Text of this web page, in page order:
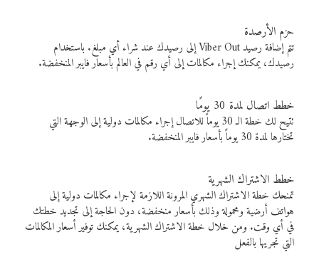
حزم الأرصدة
تتم إضافة رصيد Viber Out إلى رصيدك عند شراء أي مبلغ. باستخدام
رصيدك، يمكنك إجراء مكالمات إلى أي رقم في العالم بأسعار فايبر المنخفضة.
خطط اتصال لمدة 30 يومًا
تتيح لك خطة الـ 30 يوماً للاتصال إجراء مكالمات دولية إلى الوجهة التي
تختارها لمدة 30 يوماً بأسعار فايبر المنخفضة.
خطط الاشتراك الشهرية
تمنحك خطة الاشتراك الشهري المرونة اللازمة لإجراء مكالمات دولية إلى
هواتف أرضية ومحمولة وذلك بأسعار منخفضة، دون الحاجة إلى تجديد خطتك
في أي وقت. ومن خلال خطة الاشتراك الشهرية، يمكنك توفير أسعار المكالمات
التي تجريها بالفعل